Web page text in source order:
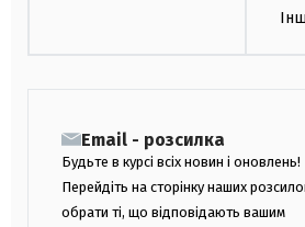
Email - розсилка
Будьте в курсі всіх новин і оновлень!
Перейдіть на сторінку наших
обрати ті, що відповідають вашим